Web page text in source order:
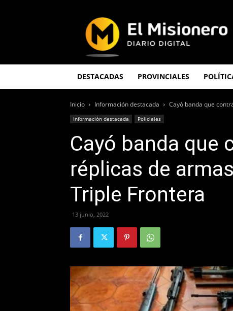
Misionero
DESTACADAS PROVINCIALES
Inicio Información destacada Cayó banda que
Información destacada Policiales
Cayó banda que
réplicas de
Triple Frontera
13 junio, 2022